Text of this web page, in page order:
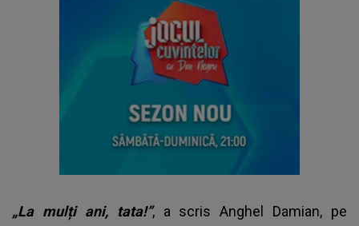
„La mulți ani, tata!”, a scris Anghel Damian, pe